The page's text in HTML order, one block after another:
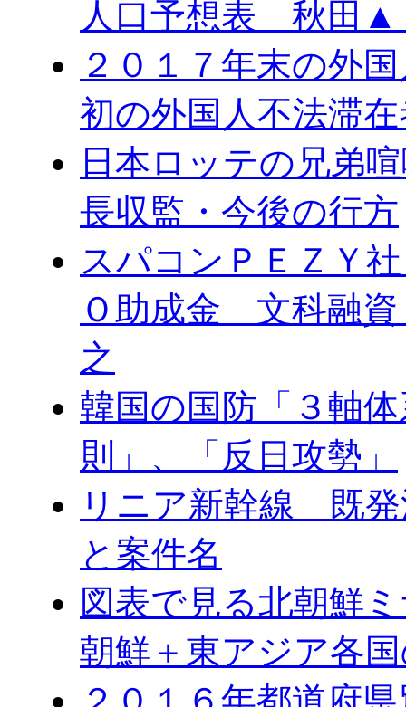
人口予想表 秋田▲
２０１７年末の外
初の外国人不法滞
日本ロッテの兄弟
長収監・今後の行方
スパコンＰＥＺＹ
Ｏ助成金 文科融
之
韓国の国防「３軸
則」、「反日攻勢」
リニア新幹線 既発
と案件名
図表で見る北朝鮮
朝鮮＋東アジア各